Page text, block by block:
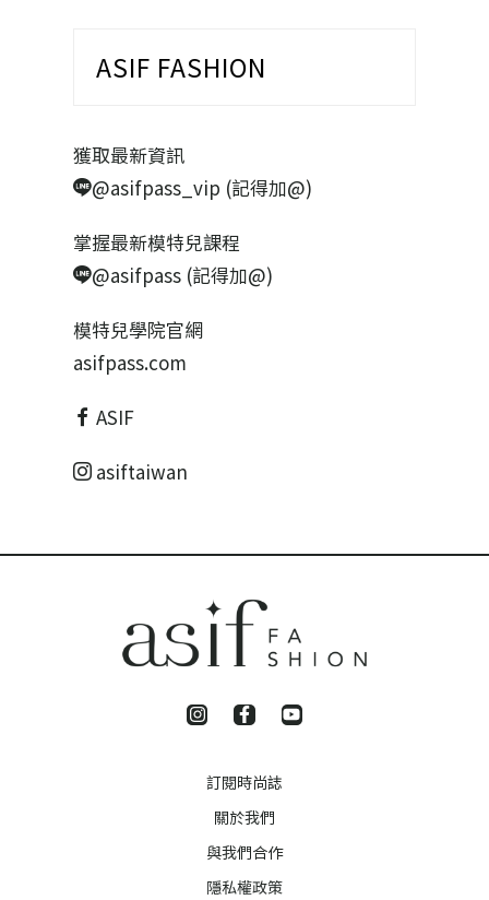
ASIF FASHION
獲取最新資訊
@asifpass_vip (記得加@)
掌握最新模特兒課程
@asifpass (記得加@)
模特兒學院官網
asifpass.com
ASIF
asiftaiwan
訂閱時尚誌
關於我們
與我們合作
隱私權政策